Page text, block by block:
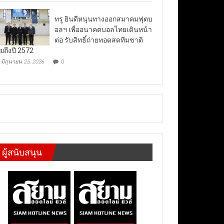
ทรู ยินดีหนุนทางออกสมาคมฟุตบ
อลฯ เพื่ออนาคตบอลไทยเดินหน้า
ต่อ รับสิทธิ์ถ่ายทอดสดทีมชาติ
ถึงปี 2572
มิถุนายน 25, 2026 0
ผู้สนับสนุน